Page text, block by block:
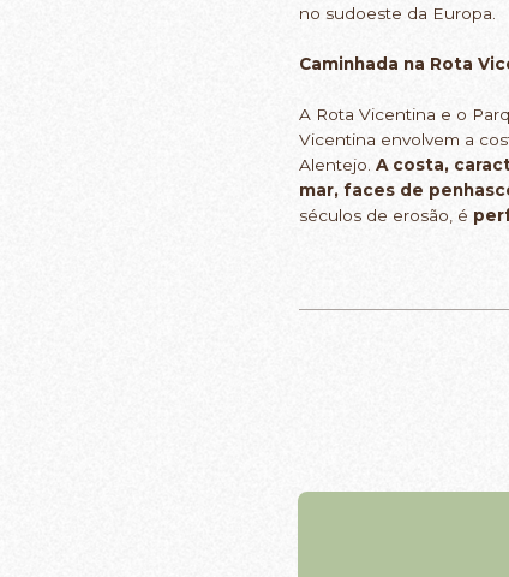
no sudoeste da Europa.
Caminhada na Rota
A Rota Vicentina e o
Vicentina envolvem a
Alentejo.A costa,
mar, faces de
séculos de erosão, é